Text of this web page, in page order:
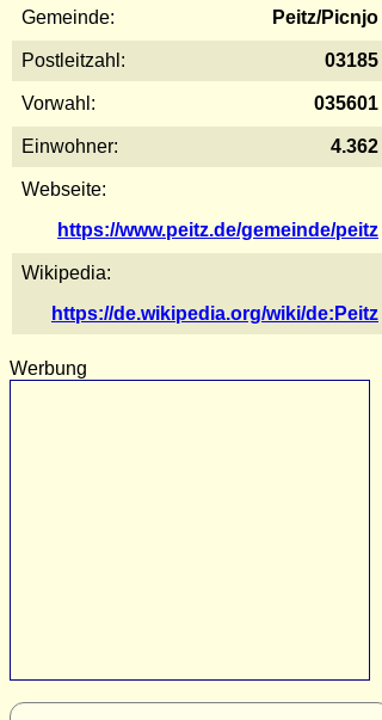
Gemeinde: Peitz/Picnjo
Postleitzahl: 03185
Vorwahl: 035601
Einwohner: 4.362
Webseite:
https://www.peitz.de/gemeinde/peitz
Wikipedia:
https://de.wikipedia.org/wiki/de:Peitz
Werbung